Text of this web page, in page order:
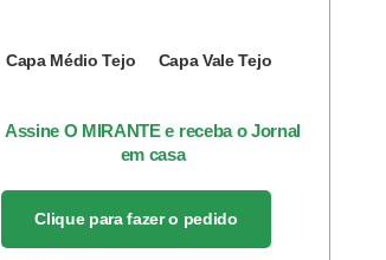
Capa Médio Tejo Capa Vale Tejo
Assine O MIRANTE e receba o Jornal
em casa
Clique para fazer o pedido